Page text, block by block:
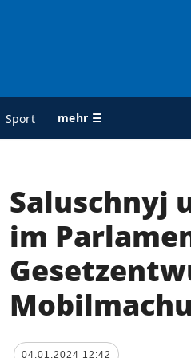
Sport mehr ☰
Über uns
Kontakte
services
Politik
und zum
Saluschnyj
im
04.01.2024 12:42